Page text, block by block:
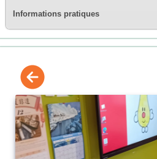
Informations pratiques